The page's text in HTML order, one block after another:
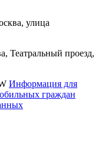
улица
Театральный проезд,
Информация для
граждан